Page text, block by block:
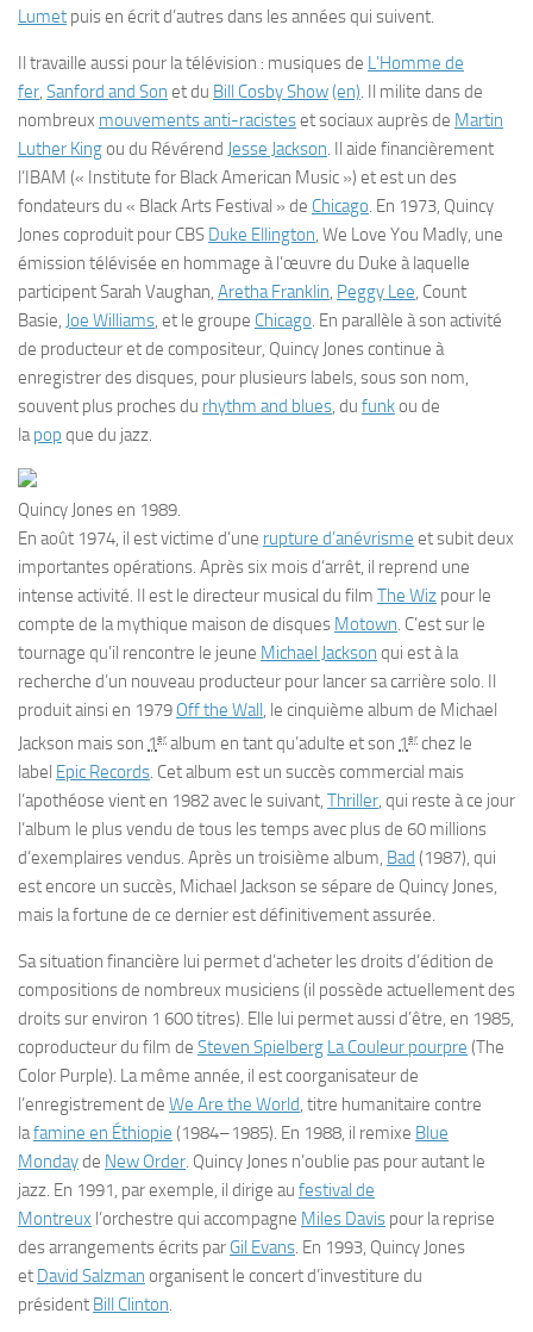
Lumet puis en écrit d’autres dans les années qui suivent.
Il travaille aussi pour la télévision : musiques de L’Homme de
fer, Sanford and Son et du Bill Cosby Show(en). Il milite dans de
nombreux mouvements anti-racisteset sociaux auprès de Martin
Luther Kingou du Révérend Jesse Jackson. Il aide financièrement
l’IBAM (« Institute for Black American Music ») et est un des
fondateurs du « Black Arts Festival » de Chicago. En 1973, Quincy
Jones coproduit pour CBS Duke Ellington, We Love You Madly, une
émission télévisée en hommage à l’œuvre du Duke à laquelle
participent Sarah Vaughan, Aretha Franklin, Peggy Lee, Count
Basie, Joe Williams, et le groupe Chicago. En parallèle à son activité
de producteur et de compositeur, Quincy Jones continue à
enregistrer des disques, pour plusieurs labels, sous son nom,
souvent plus proches du rhythm and blues, du funkou de
lapop que du jazz.
Quincy Jones en 1989.
En août 1974, il est victime d’une rupture d’anévrisme et subit deux
importantes opérations. Après six mois d’arrêt, il reprend une
intense activité. Il est le directeur musical du film The Wiz pour le
compte de la mythique maison de disques Motown. C’est sur le
tournage qu’il rencontre le jeune Michael Jackson qui est à la
recherche d’un nouveau producteur pour lancer sa carrière solo. Il
produit ainsi en 1979 Off the Wall, le cinquième album de Michael
Jackson mais son 1er album en tant qu’adulte et son 1er chez le
label Epic Records. Cet album est un succès commercial mais
l’apothéose vient en 1982avec le suivant, Thriller, qui reste à ce jour
l’album le plus vendu de tous les temps avec plus de 60 millions
d’exemplaires vendus. Après un troisième album, Bad (1987), qui
est encore un succès, Michael Jackson se sépare de Quincy Jones,
mais la fortune de ce dernier est définitivement assurée.
Sa situation financière lui permet d’acheter les droits d’édition de
compositions de nombreux musiciens (il possède actuellement des
droits sur environ 1 600 titres). Elle lui permet aussi d’être, en 1985,
coproducteur du film de Steven Spielberg La Couleur pourpre (The
Color Purple). La même année, il est coorganisateur de
l’enregistrement de We Are the World, titre humanitaire contre
lafamine en Éthiopie (1984–1985). En 1988, il remixe Blue
Mondayde New Order. Quincy Jones n’oublie pas pour autant le
jazz. En 1991, par exemple, il dirige au festival de
Montreux l’orchestre qui accompagne Miles Davis pour la reprise
des arrangements écrits par Gil Evans. En 1993, Quincy Jones
et David Salzman organisent le concert d’investiture du
président Bill Clinton.